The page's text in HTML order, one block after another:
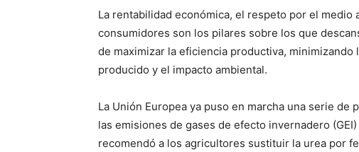
La rentabilidad económica, el respeto por el
consumidores son los pilares sobre los que
de maximizar la eficiencia productiva,
producido y el impacto ambiental.
La Unión Europea ya puso en marcha una serie
las emisiones de gases de efecto invernadero
recomendó a los agricultores sustituir la urea por